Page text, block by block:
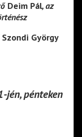
Deim Pál, az
Szondi György
jén, pénteken